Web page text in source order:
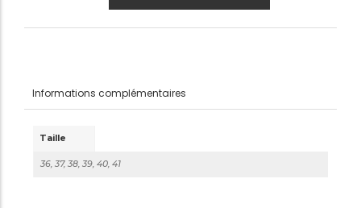
Informations complémentaires
Taille
36, 37, 38, 39, 40, 41